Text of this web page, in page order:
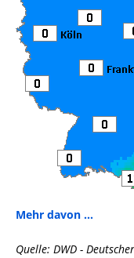
Mehr davon ...
Quelle: DWD -